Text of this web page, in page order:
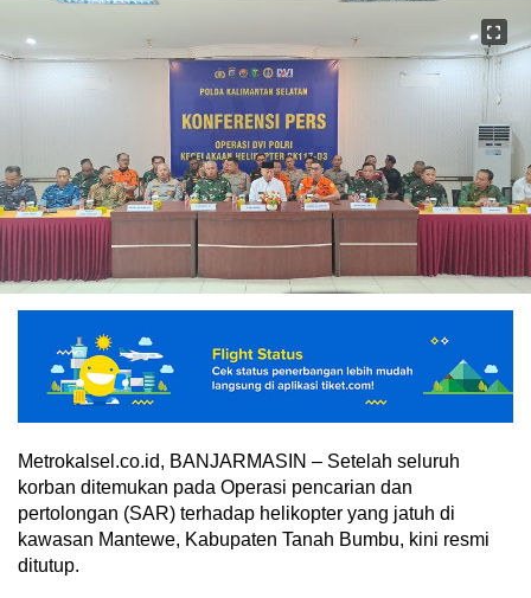
Metrokalsel.co.id, BANJARMASIN – Setelah seluruh
korban ditemukan pada Operasi pencarian dan
pertolongan (SAR) terhadap helikopter yang jatuh di
kawasan Mantewe, Kabupaten Tanah Bumbu, kini resmi
ditutup.